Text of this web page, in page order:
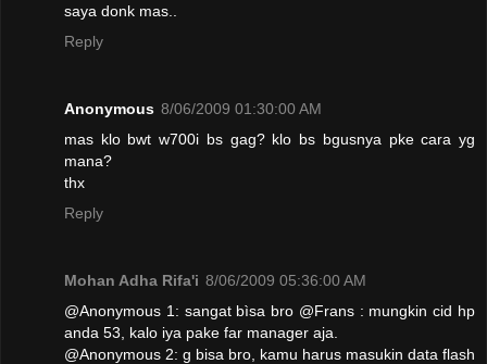
saya donk mas..
Reply
Anonymous 8/06/2009 01:30:00 AM
mas klo bwt w700i bs gag? klo bs bgusnya pke cara yg
mana?
thx
Reply
Mohan Adha Rifa'i 8/06/2009 05:36:00 AM
@Anonymous 1: sangat bìsa bro @Frans : mungkin cid hp
anda 53, kalo iya pake far manager aja.
@Anonymous 2: g bisa bro, kamu harus masukin data flash